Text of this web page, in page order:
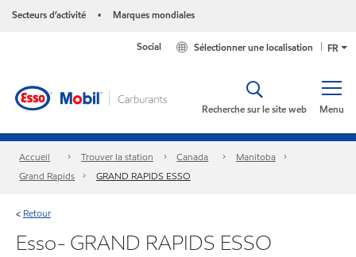
Secteurs d’activité • Marques mondiales
FR
Sélectionner une localisation
Social
Menu
Recherche sur le site web
Accueil Trouver la station Canada
Manitoba
Grand Rapids
GRAND RAPIDS ESSO
< Retour
Esso- GRAND RAPIDS ESSO